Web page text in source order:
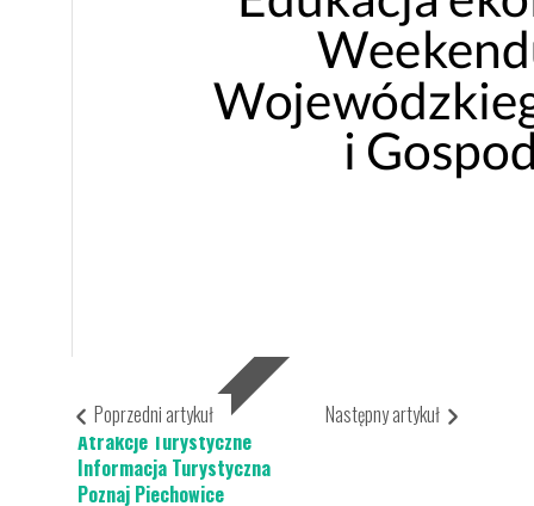
Piechowice i Steinigtwolmsdorf
Atrakcje Turystyczne
Informacja Turystyczna
Poznaj Piechowice
Poprzedni artykuł Następny artykuł